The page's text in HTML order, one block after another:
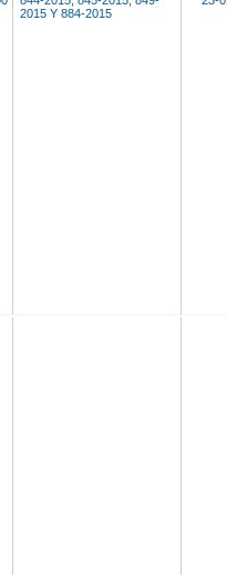
2015 Y 884-2015